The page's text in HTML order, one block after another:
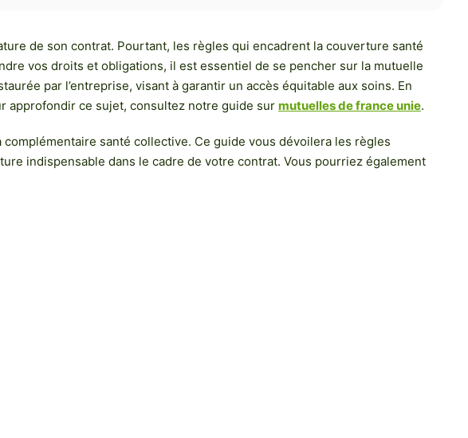
de son contrat. Pourtant, les règles qui encadrent la couverture santé
vos droits et obligations, il est essentiel de se pencher sur la mutuelle
par l’entreprise, visant à garantir un accès équitable aux soins. En
approfondir ce sujet, consultez notre guide sur mutuelles de france unie.
santé collective. Ce guide vous dévoilera les règles
indispensable dans le cadre de votre contrat. Vous pourriez également